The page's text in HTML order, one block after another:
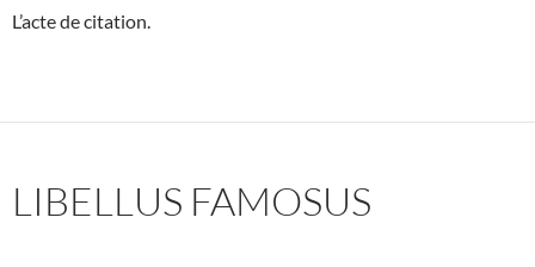
L’acte de citation.
LIBELLUS FAMOSUS